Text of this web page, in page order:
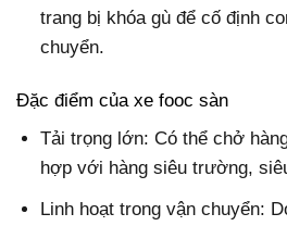
trang bị khóa gù để cố định
chuyển.
Đặc điểm của xe fooc sàn
Tải trọng lớn: Có thể chở
hợp với hàng siêu trường,
Linh hoạt trong vận chuyển: